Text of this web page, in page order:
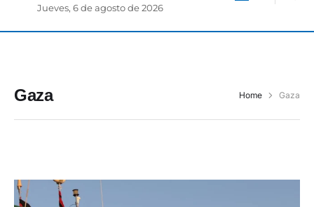
Jueves, 6 de agosto de 2026
Gaza Home Gaza